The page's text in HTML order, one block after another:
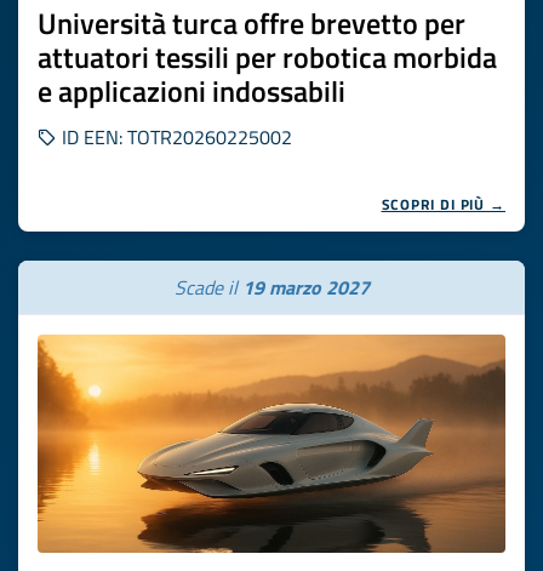
Università turca offre brevetto per
attuatori tessili per robotica morbida
e applicazioni indossabili
ID EEN: TOTR20260225002
SCOPRI DI PIÙ →
Scade il 19 marzo 2027